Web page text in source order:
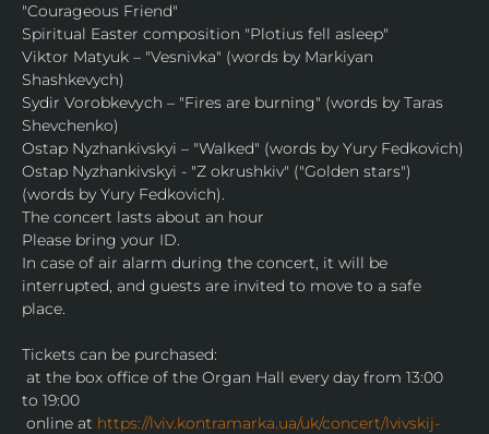
"Courageous Friend"
Spiritual Easter composition "Plotius fell asleep"
Viktor Matyuk – "Vesnivka" (words by Markiyan
Shashkevych)
Sydir Vorobkevуch – "Fires are burning" (words by Taras
Shevchenko)
Ostap Nyzhankivskyi – "Walked" (words by Yury Fedkovich)
Ostap Nyzhankivskyi - "Z okrushkiv" ("Golden stars")
(words by Yury Fedkovich).
The concert lasts about an hour
Please bring your ID.
In case of air alarm during the concert, it will be
interrupted, and guests are invited to move to a safe
place.
Tickets can be purchased:
at the box office of the Organ Hall every day from 13:00
to 19:00
online at https://lviv.kontramarka.ua/uk/concert/lvivskij-